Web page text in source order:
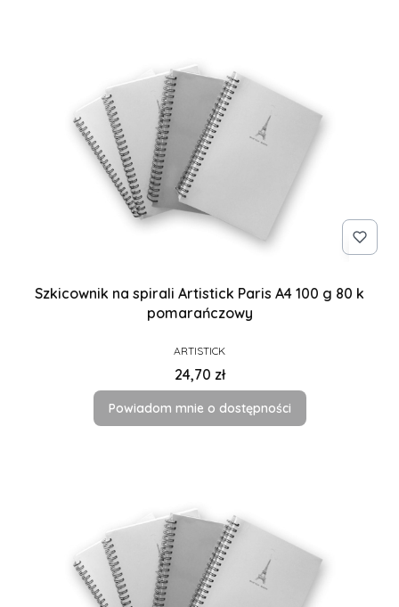
Szkicownik na spirali Artistick Paris A4 100 g 80 k
pomarańczowy
PRODUCENT
ARTISTICK
Cena
24,70 zł
Powiadom mnie o dostępności